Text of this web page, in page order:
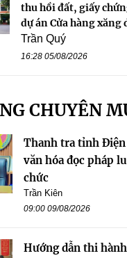
thu hồi đất, giấy
dự án Cửa hàng xăng
Trần Quý
16:28 05/08/2026
CHUYÊN
Thanh tra tỉnh Điện
văn hóa đọc pháp
chức
Trần Kiên
09:00 09/08/2026
Hướng dẫn thi